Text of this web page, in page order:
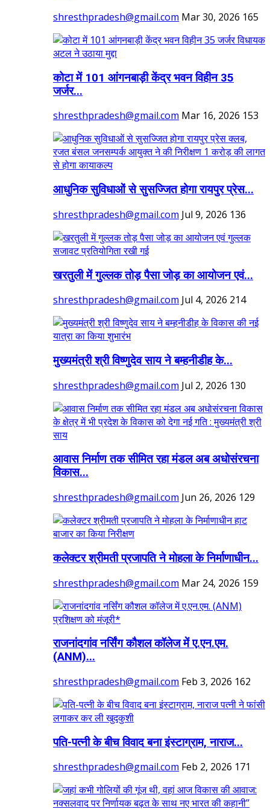
shresthpradesh@gmail.com Mar 30, 2026 165
कोटा में 101 आंगनबाड़ी केंद्र भवन विहीन 35
जर्जर...
shresthpradesh@gmail.com Mar 16, 2026 153
आधुनिक सुविधाओं से सुसज्जित होगा रायपुर प्रेस...
shresthpradesh@gmail.com Jul 9, 2026 136
खरतुली में गुल्लक तोड़ पैसा जोड़ का आयोजन एवं...
shresthpradesh@gmail.com Jul 4, 2026 214
मुख्यमंत्री श्री विष्णुदेव साय ने बम्हनीडीह के...
shresthpradesh@gmail.com Jul 2, 2026 130
आवास निर्माण तक सीमित रहा मंडल अब अधोसंरचना
विकास...
shresthpradesh@gmail.com Jun 26, 2026 129
कलेक्टर श्रीमती प्रजापति ने मोहला के निर्माणाधीन...
shresthpradesh@gmail.com Mar 24, 2026 159
राजनांदगांव नर्सिंग कौशल कॉलेज में ए.एन.एम.
(ANM)...
shresthpradesh@gmail.com Feb 3, 2026 162
पति-पत्नी के बीच विवाद बना इंस्टाग्राम, नाराज...
shresthpradesh@gmail.com Feb 2, 2026 171